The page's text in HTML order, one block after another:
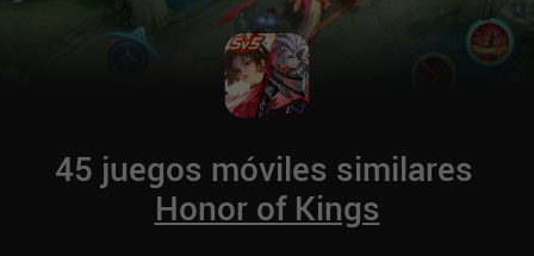
45 juegos móviles similares
Honor of Kings